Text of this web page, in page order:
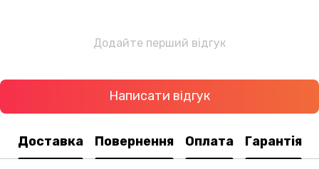
Додайте перший відгук
Написати відгук
Доставка Повернення Оплата Гарантія